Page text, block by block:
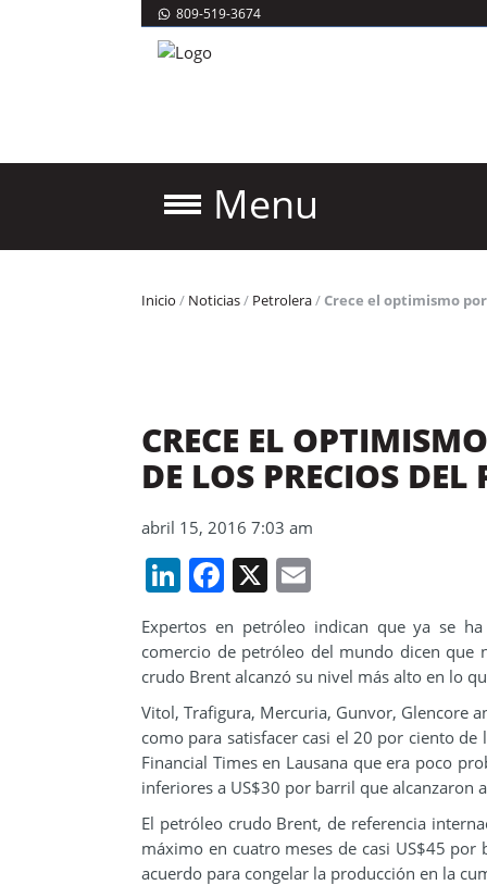
809-519-3674
Menu
Inicio / Noticias/ Petrolera/Crece el optimismo
CRECE EL
DE LOS PRECIOS DEL
abril 15, 2016 7:03 am
LinkedIn
Facebook
X
Expertos en petróleo indican que ya se
comercio de petróleo del mundo dicen que
crudo Brent alcanzó su nivel más alto en lo
Vitol, Trafigura, Mercuria, Gunvor, Glencore
como para satisfacer casi el 20 por ciento
Financial Times en Lausana que era poco
inferiores a US$30 por barril que alcanzaron
El petróleo crudo Brent, de referencia
máximo en cuatro meses de casi US$45
acuerdo para congelar la producción en la